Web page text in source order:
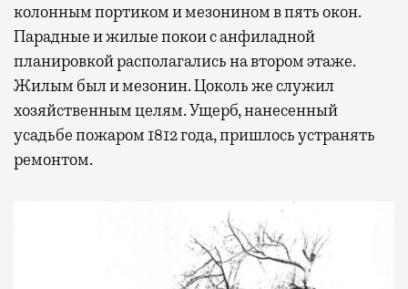
колонным портиком и мезонином в пять окон.
Парадные и жилые покои с анфиладной
планировкой располагались на втором этаже.
Жилым был и мезонин. Цоколь же служил
хозяйственным целям. Ущерб, нанесенный
усадьбе пожаром 1812 года, пришлось устранять
ремонтом.